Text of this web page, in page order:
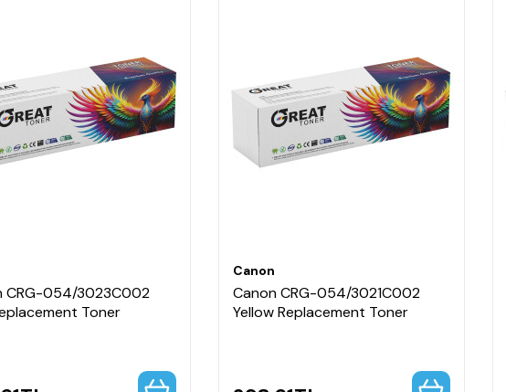
CRG-054/3023C002
Toner
Canon
Canon CRG-054/3021C002
Yellow Replacement Toner